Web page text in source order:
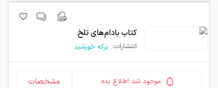
کتاب بادام‌های تلخ
انتشارات: برکه خورشید
موجود شد اطلاع بده مشخصات